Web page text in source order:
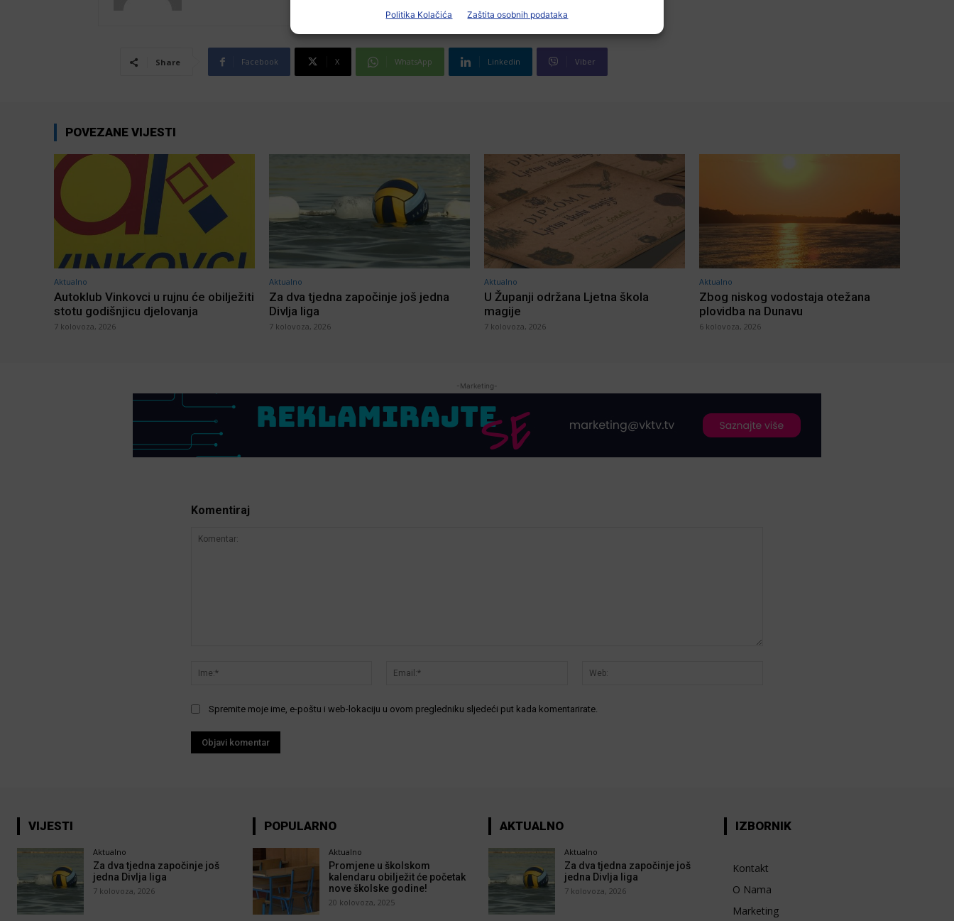
Politika Kolačića Zaštita osobnih podataka
Share Facebook X WhatsApp Linkedin Viber
POVEZANE VIJESTI
Aktualno
Autoklub Vinkovci u rujnu će obilježiti
stotu godišnjicu djelovanja
7 kolovoza, 2026
Aktualno
Za dva tjedna započinje još jedna
Divlja liga
7 kolovoza, 2026
Aktualno
U Županji održana Ljetna škola
magije
7 kolovoza, 2026
Aktualno
Zbog niskog vodostaja otežana
plovidba na Dunavu
6 kolovoza, 2026
-Marketing-
Komentiraj
Ime:*
Email:*
Spremite moje ime, e-poštu i web-lokaciju u ovom pregledniku sljedeći put kada komentarirate.
VIJESTI
Aktualno
Za dva tjedna započinje još
jedna Divlja liga
7 kolovoza, 2026
POPULARNO
Aktualno
Promjene u školskom
kalendaru obilježit će početak
nove školske godine!
20 kolovoza, 2025
AKTUALNO
Aktualno
Za dva tjedna započinje još
jedna Divlja liga
7 kolovoza, 2026
IZBORNIK
Kontakt
O Nama
Marketing